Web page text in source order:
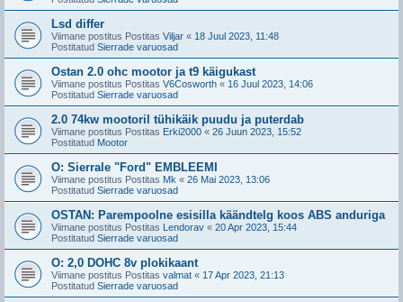
Lsd differ
Viimane postitus Postitas Viljar « 18 Juul 2023, 11:48
Postitatud Sierrade varuosad
Ostan 2.0 ohc mootor ja t9 käigukast
Viimane postitus Postitas V6Cosworth « 16 Juul 2023, 14:06
Postitatud Sierrade varuosad
2.0 74kw mootoril tühikäik puudu ja puterdab
Viimane postitus Postitas Erki2000 « 26 Juun 2023, 15:52
Postitatud Mootor
O: Sierrale "Ford" EMBLEEMI
Viimane postitus Postitas Mk « 26 Mai 2023, 13:06
Postitatud Sierrade varuosad
OSTAN: Parempoolne esisilla käändtelg koos ABS anduriga
Viimane postitus Postitas Lendorav « 20 Apr 2023, 15:44
Postitatud Sierrade varuosad
O: 2,0 DOHC 8v plokikaant
Viimane postitus Postitas valmat « 17 Apr 2023, 21:13
Postitatud Sierrade varuosad